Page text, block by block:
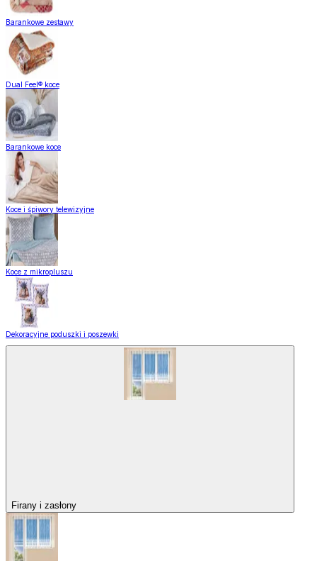
Barankowe zestawy
Dual Feel® koce
Barankowe koce
Koce i śpiwory telewizyjne
Koce z mikropluszu
Dekoracyjne poduszki i poszewki
Firany i zasłony